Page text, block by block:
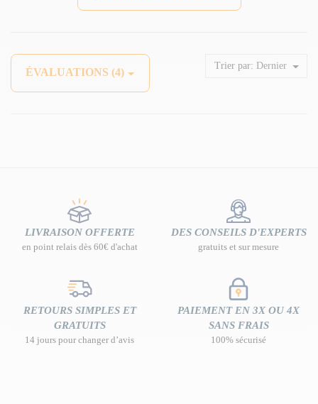
ÉVALUATIONS (4)
Trier par: Dernier
LIVRAISON OFFERTE
en point relais dès 60€ d'achat
DES CONSEILS D'EXPERTS
gratuits et sur mesure
RETOURS SIMPLES ET
GRATUITS
14 jours pour changer d’avis
PAIEMENT EN 3X OU 4X
SANS FRAIS
100% sécurisé